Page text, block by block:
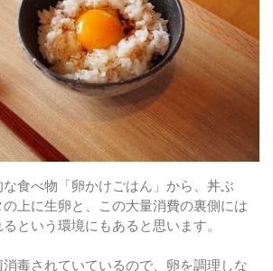
食べ物「卵かけごはん」から、丼ぶ
上に生卵と、この大量消費の裏側には
るという環境にもあると思います。
毒されていているので、卵を調理しな